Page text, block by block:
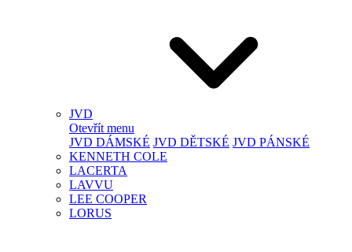
JVD
Otevřít menu
JVD DÁMSKÉ JVD DĚTSKÉ JVD PÁNSKÉ
KENNETH COLE
LACERTA
LAVVU
LEE COOPER
LORUS